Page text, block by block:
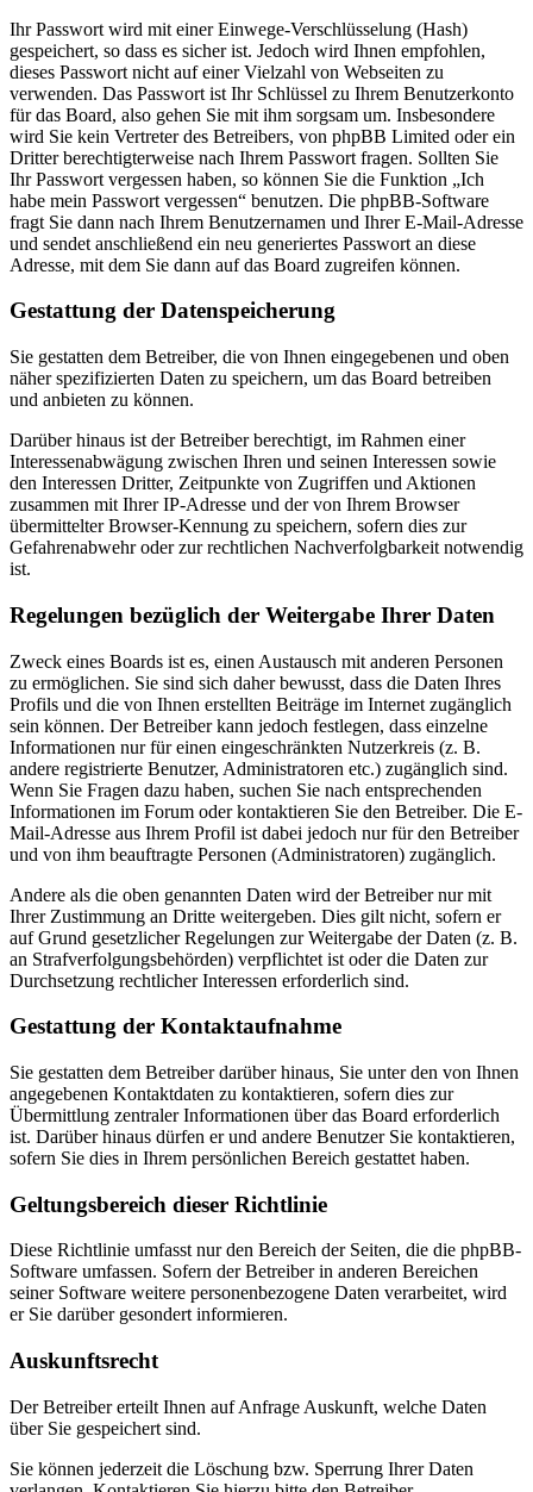
Ihr Passwort wird mit einer Einwege-Verschlüsselung (Hash)
gespeichert, so dass es sicher ist. Jedoch wird Ihnen empfohlen,
dieses Passwort nicht auf einer Vielzahl von Webseiten zu
verwenden. Das Passwort ist Ihr Schlüssel zu Ihrem Benutzerkonto
für das Board, also gehen Sie mit ihm sorgsam um. Insbesondere
wird Sie kein Vertreter des Betreibers, von phpBB Limited oder ein
Dritter berechtigterweise nach Ihrem Passwort fragen. Sollten Sie
Ihr Passwort vergessen haben, so können Sie die Funktion „Ich
habe mein Passwort vergessen“ benutzen. Die phpBB-Software
fragt Sie dann nach Ihrem Benutzernamen und Ihrer E-Mail-Adresse
und sendet anschließend ein neu generiertes Passwort an diese
Adresse, mit dem Sie dann auf das Board zugreifen können.
Gestattung der Datenspeicherung
Sie gestatten dem Betreiber, die von Ihnen eingegebenen und oben
näher spezifizierten Daten zu speichern, um das Board betreiben
und anbieten zu können.
Darüber hinaus ist der Betreiber berechtigt, im Rahmen einer
Interessenabwägung zwischen Ihren und seinen Interessen sowie
den Interessen Dritter, Zeitpunkte von Zugriffen und Aktionen
zusammen mit Ihrer IP-Adresse und der von Ihrem Browser
übermittelter Browser-Kennung zu speichern, sofern dies zur
Gefahrenabwehr oder zur rechtlichen Nachverfolgbarkeit notwendig
ist.
Regelungen bezüglich der Weitergabe Ihrer Daten
Zweck eines Boards ist es, einen Austausch mit anderen Personen
zu ermöglichen. Sie sind sich daher bewusst, dass die Daten Ihres
Profils und die von Ihnen erstellten Beiträge im Internet zugänglich
sein können. Der Betreiber kann jedoch festlegen, dass einzelne
Informationen nur für einen eingeschränkten Nutzerkreis (z. B.
andere registrierte Benutzer, Administratoren etc.) zugänglich sind.
Wenn Sie Fragen dazu haben, suchen Sie nach entsprechenden
Informationen im Forum oder kontaktieren Sie den Betreiber. Die E-
Mail-Adresse aus Ihrem Profil ist dabei jedoch nur für den Betreiber
und von ihm beauftragte Personen (Administratoren) zugänglich.
Andere als die oben genannten Daten wird der Betreiber nur mit
Ihrer Zustimmung an Dritte weitergeben. Dies gilt nicht, sofern er
auf Grund gesetzlicher Regelungen zur Weitergabe der Daten (z. B.
an Strafverfolgungsbehörden) verpflichtet ist oder die Daten zur
Durchsetzung rechtlicher Interessen erforderlich sind.
Gestattung der Kontaktaufnahme
Sie gestatten dem Betreiber darüber hinaus, Sie unter den von Ihnen
angegebenen Kontaktdaten zu kontaktieren, sofern dies zur
Übermittlung zentraler Informationen über das Board erforderlich
ist. Darüber hinaus dürfen er und andere Benutzer Sie kontaktieren,
sofern Sie dies in Ihrem persönlichen Bereich gestattet haben.
Geltungsbereich dieser Richtlinie
Diese Richtlinie umfasst nur den Bereich der Seiten, die die phpBB-
Software umfassen. Sofern der Betreiber in anderen Bereichen
seiner Software weitere personenbezogene Daten verarbeitet, wird
er Sie darüber gesondert informieren.
Auskunftsrecht
Der Betreiber erteilt Ihnen auf Anfrage Auskunft, welche Daten
über Sie gespeichert sind.
Sie können jederzeit die Löschung bzw. Sperrung Ihrer Daten